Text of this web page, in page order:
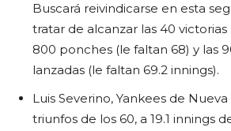
Buscará reivindicarse en esta
tratar de alcanzar las 40 victorias
800 ponches (le faltan 68) y las
lanzadas (le faltan 69.2 innings).
Luis Severino, Yankees de Nueva
triunfos de los 60, a 19.1 innings